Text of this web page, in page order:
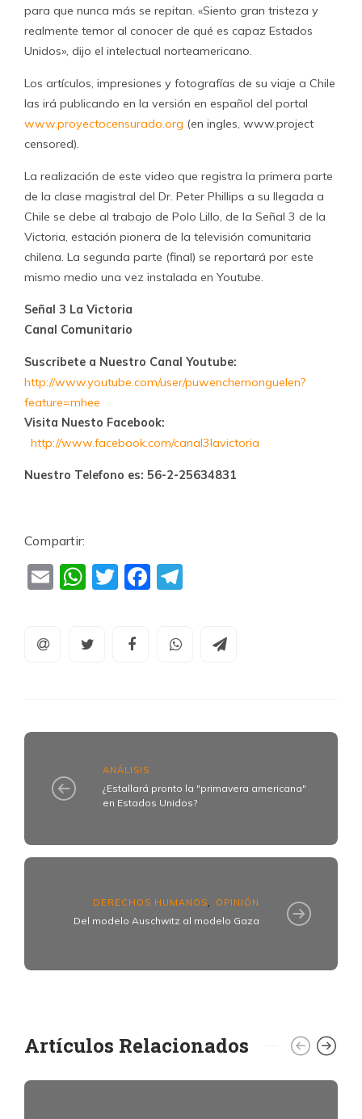
para que nunca más se repitan. «Siento gran tristeza y
realmente temor al conocer de qué es capaz Estados
Unidos», dijo el intelectual norteamericano.
Los artículos, impresiones y fotografías de su viaje a Chile
las irá publicando en la versión en español del portal
www.proyectocensurado.org (en ingles, www.project
censored).
La realización de este video que registra la primera parte
de la clase magistral del Dr. Peter Phillips a su llegada a
Chile se debe al trabajo de Polo Lillo, de la Señal 3 de la
Victoria, estación pionera de la televisión comunitaria
chilena. La segunda parte (final) se reportará por este
mismo medio una vez instalada en Youtube.
Señal 3 La Victoria
Canal Comunitario
Suscribete a Nuestro Canal Youtube:
http://www.youtube.com/user/puwenchemonguelen?
feature=mhee
Visita Nuesto Facebook:
http://www.facebook.com/canal3lavictoria
Nuestro Telefono es: 56-2-25634831
Compartir:
EmailWhatsApp
TwitterFacebook
ANÁLISIS
¿Estallará pronto la "primavera americana"
en Estados Unidos?
DERECHOS HUMANOS OPINIÓN
Del modelo Auschwitz al modelo Gaza
Artículos Relacionados